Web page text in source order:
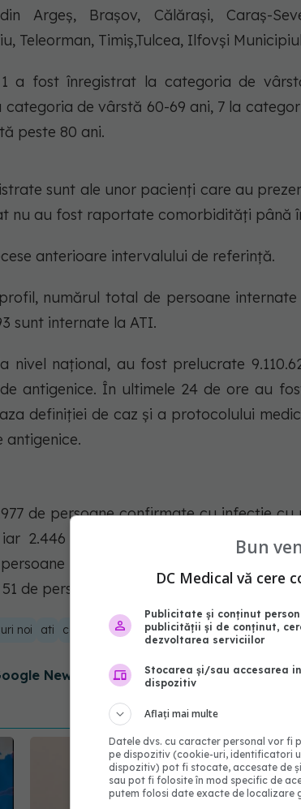
Argeș, Brașov, Călărași, Caraș-
Teleorman, Timiș,Tulcea, Ilfovși
1 a fost înregistrat la categoria de
de vârstă 60-69 ani, 7 la
peste 80 ani.
sunt ale unor pacienți care au
nu au fost raportate comorbidități până
anterioare intervalului de referință.
numărul total de persoane internate
sunt internate la ATI.
nivel național, au fost prelucrate
antigenice. În ultimele 24 de ore au
definiției de caz și a protocolului
antigenice.
de persoane confirmate cu infecție
2.446 de persoane se află în izolare
se află în carantină la
de persoane.
noi ati covid iknternate
News - abonează‑te!
Bun
DC Medical vă cere
Publicitate și conținut
publicității și de conținut,
dezvoltarea serviciilor
Stocarea și/sau accesarea
dispozitiv
Aflați mai multe
Datele dvs. cu caracter personal vor fi
pe dispozitiv (cookie-uri, identificatori
dispozitiv) pot fi stocate, accesate de
sau pot fi folosite în mod specific de
putem folosi date exacte de localizare